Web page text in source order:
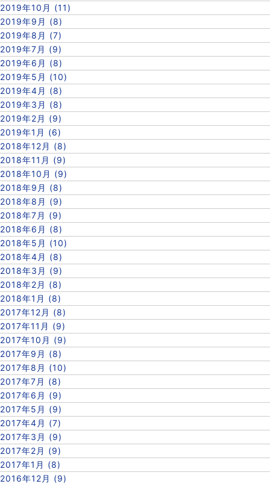
2019年10月 (11)
2019年9月 (8)
2019年8月 (7)
2019年7月 (9)
2019年6月 (8)
2019年5月 (10)
2019年4月 (8)
2019年3月 (8)
2019年2月 (9)
2019年1月 (6)
2018年12月 (8)
2018年11月 (9)
2018年10月 (9)
2018年9月 (8)
2018年8月 (9)
2018年7月 (9)
2018年6月 (8)
2018年5月 (10)
2018年4月 (8)
2018年3月 (9)
2018年2月 (8)
2018年1月 (8)
2017年12月 (8)
2017年11月 (9)
2017年10月 (9)
2017年9月 (8)
2017年8月 (10)
2017年7月 (8)
2017年6月 (9)
2017年5月 (9)
2017年4月 (7)
2017年3月 (9)
2017年2月 (9)
2017年1月 (8)
2016年12月 (9)